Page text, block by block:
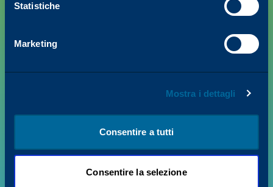
Statistiche
Marketing
Mostra i dettagli
Consentire a tutti
Consentire la selezione
SUPPORTO